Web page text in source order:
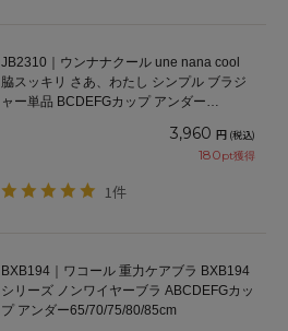
JB2310｜ウンナナクール une nana cool
脇スッキリ さあ、わたし シンプル ブラジ
ャー単品 BCDEFGカップ アンダー
3,960 円 (税込)
180pt獲得
1件
BXB194｜ワコール 重力ケアブラ BXB194
シリーズ ノンワイヤーブラ ABCDEFGカッ
プ アンダー65/70/75/80/85cm